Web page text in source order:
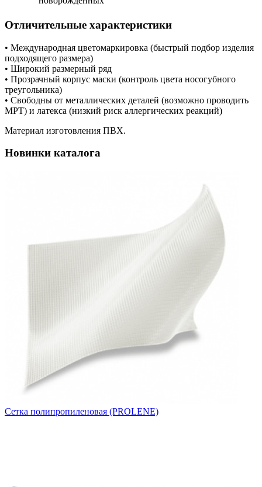
Отличительные характеристики
• Международная цветомаркировка (быстрый подбор изделия
подходящего размера)
• Широкий размерный ряд
• Прозрачный корпус маски (контроль цвета носогубного
треугольника)
• Свободны от металлических деталей (возможно проводить
МРТ) и латекса (низкий риск аллергических реакций)
Материал изготовления ПВХ.
Новинки каталога
Сетка полипропиленовая (PROLENE)